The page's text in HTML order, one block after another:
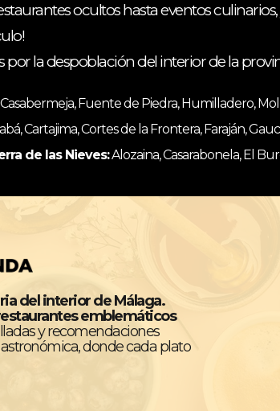
ocultos hasta eventos
por la despoblación del interior de la
Fuente de Piedra, Humilladero,
Cartajima, Cortes de la Frontera, Faraján,
de las Nieves:Alozaina, Casarabonela, El
del interior de Málaga.
emblemáticos
y recomendaciones
donde cada plato